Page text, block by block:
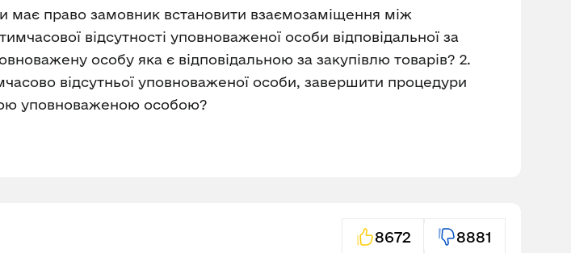
має право замовник встановити взаємозаміщення між
відсутності уповноваженої особи відповідальної за
особу яка є відповідальною за закупівлю товарів? 2.
відсутньої уповноваженої особи, завершити процедури
уповноваженою особою?
8672 8881